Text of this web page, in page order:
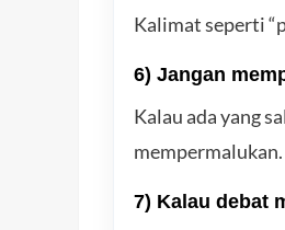
Kalimat seperti
6) Jangan
Kalau ada yang
mempermalukan.
7) Kalau debat